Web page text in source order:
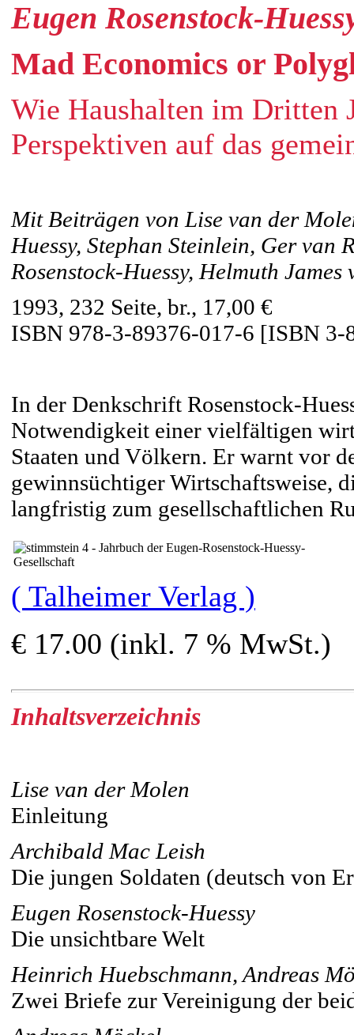
Eugen Rosenstock-
Mad Economics or
Wie Haushalten im Dritten
Perspektiven auf das
Mit Beiträgen von Lise van der
Huessy, Stephan Steinlein, Ger van
Rosenstock-Huessy, Helmuth
1993, 232 Seite, br., 17,00 €
ISBN 978-3-89376-017-6 [ISBN 3-
In der Denkschrift Rosenstock-
Notwendigkeit einer vielfältigen
Staaten und Völkern. Er warnt vor
gewinnsüchtiger Wirtschaftsweise,
langfristig zum gesellschaftlichen
( Talheimer Verlag )
€ 17.00 (inkl. 7 % MwSt.)
Inhaltsverzeichnis
Lise van der Molen
Einleitung
Archibald Mac Leish
Die jungen Soldaten (deutsch von
Eugen Rosenstock-Huessy
Die unsichtbare Welt
Heinrich Huebschmann, Andreas
Zwei Briefe zur Vereinigung der